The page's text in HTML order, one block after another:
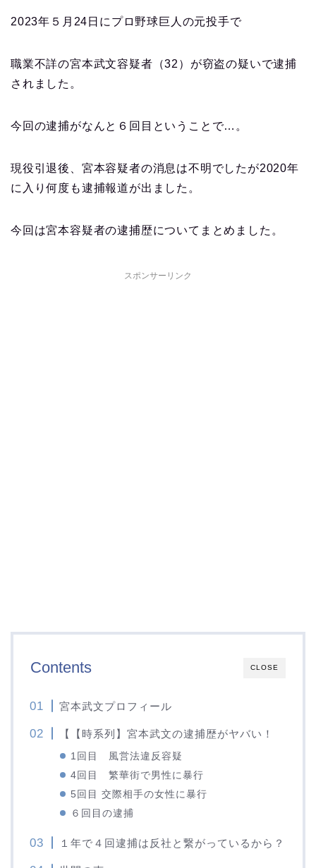
2023年５月24日にプロ野球巨人の元投手で
職業不詳の宮本武文容疑者（32）が窃盗の疑いで逮捕
されました。
今回の逮捕がなんと６回目ということで…。
現役引退後、宮本容疑者の消息は不明でしたが2020年
に入り何度も逮捕報道が出ました。
今回は宮本容疑者の逮捕歴についてまとめました。
スポンサーリンク
CLOSE
Contents
宮本武文プロフィール
【【時系列】宮本武文の逮捕歴がヤバい！
1回目 風営法違反容疑
4回目 繁華街で男性に暴行
5回目 交際相手の女性に暴行
６回目の逮捕
１年で４回逮捕は反社と繋がっているから？